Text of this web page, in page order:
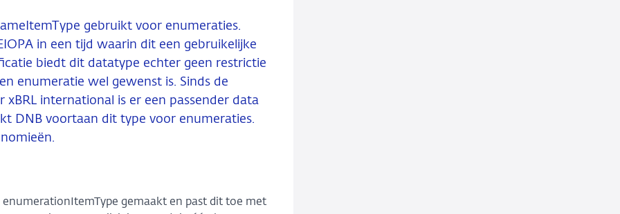
gebruikt voor enumeraties.
in een tijd waarin dit een gebruikelijke
biedt dit datatype echter geen restrictie
enumeratie wel gewenst is. Sinds de
international is er een passender data
DNB voortaan dit type voor enumeraties.
gemaakt en past dit toe met